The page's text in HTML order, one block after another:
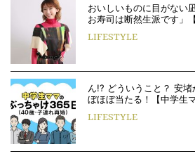
おいしいものに目がない
お寿司は断然生派です」
LIFESTYLE
ん!? どういうこと？ 安
ぼほぼ当たる！【中学生
LIFESTYLE